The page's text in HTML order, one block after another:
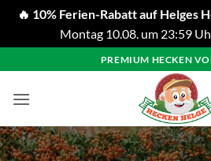
🔥 10% Ferien-Rabatt auf Helges
Montag 10.08. um 23:59
Inhalt
springen
PREMIUM HECKEN